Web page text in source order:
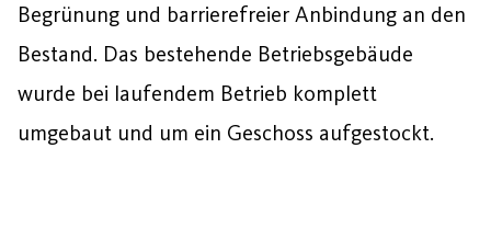
Begrünung und barrierefreier Anbindung an den
Bestand. Das bestehende Betriebsgebäude
wurde bei laufendem Betrieb komplett
umgebaut und um ein Geschoss aufgestockt.